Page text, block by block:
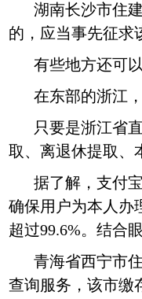
湖南长沙市住
的，应当事先征求
有些地方还可
在东部的浙江
只要是浙江省
取、离退休提取、
据了解，支付
确保用户为本人办
超过99.6%。结合
青海省西宁市
查询服务，该市缴